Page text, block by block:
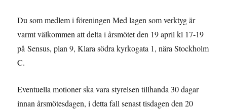
Du som medlem i föreningen Med lagen som verktyg är
varmt välkommen att delta i årsmötet den 19 april kl 17-19
på Sensus, plan 9, Klara södra kyrkogata 1, nära Stockholm
C.
Eventuella motioner ska vara styrelsen tillhanda 30 dagar
innan årsmötesdagen, i detta fall senast tisdagen den 20